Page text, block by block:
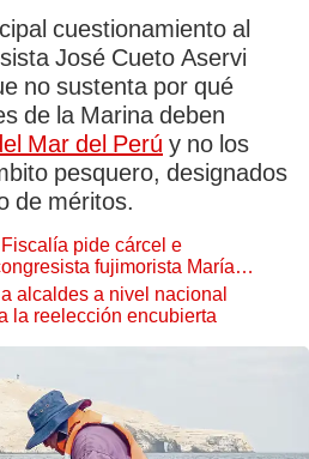
cuestionamiento al
José Cueto Aservi
no sustenta por qué
de la Marina deben
Mar del Perú y no los
pesquero, designados
de méritos.
pide cárcel e
fujimorista María
alcaldes a nivel nacional
la reelección encubierta